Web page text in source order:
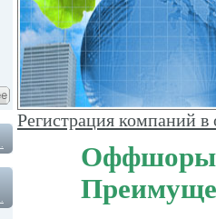
Регистрация компаний
Оффшоры